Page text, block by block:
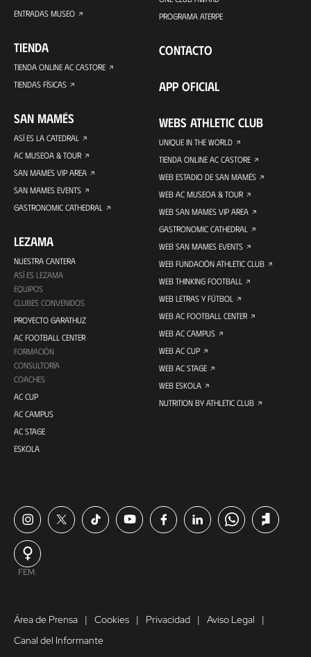
ENTRADAS MUSEO
TIENDA
TIENDA ONLINE AC CASTORE
TIENDAS FÍSICAS
SAN MAMÉS
ASÍ ES LA CATEDRAL
AC MUSEOA & TOUR
SAN MAMES VIP AREA
SAN MAMES EVENTS
GASTRONOMIC CATHEDRAL
LEZAMA
NUESTRA CANTERA
ASÍ ES LEZAMA
EQUIPOS
CLUBES CONVENIDOS
PROYECTO GARATHUZ
AC FOOTBALL CENTER
FORMACIÓN
CONSULTORÍA
COACHES
AC CUP
AC CAMPUS
AC STAGE
ESKOLA
PROGRAMA ATERPE
CONTACTO
APP OFICIAL
WEBS ATHLETIC CLUB
UNIQUE IN THE WORLD
TIENDA ONLINE AC CASTORE
WEB ESTADIO DE SAN MAMÉS
WEB AC MUSEOA & TOUR
WEB SAN MAMES VIP AREA
GASTRONOMIC CATHEDRAL
WEB SAN MAMES EVENTS
WEB FUNDACIÓN ATHLETIC CLUB
WEB THINKING FOOTBALL
WEB LETRAS Y FÚTBOL
WEB AC FOOTBALL CENTER
WEB AC CAMPUS
WEB AC CUP
WEB AC STAGE
WEB ESKOLA
NUTRITION BY ATHLETIC CLUB
FEM.
Área de Prensa Cookies Privacidad
Aviso Legal
Canal del Informante